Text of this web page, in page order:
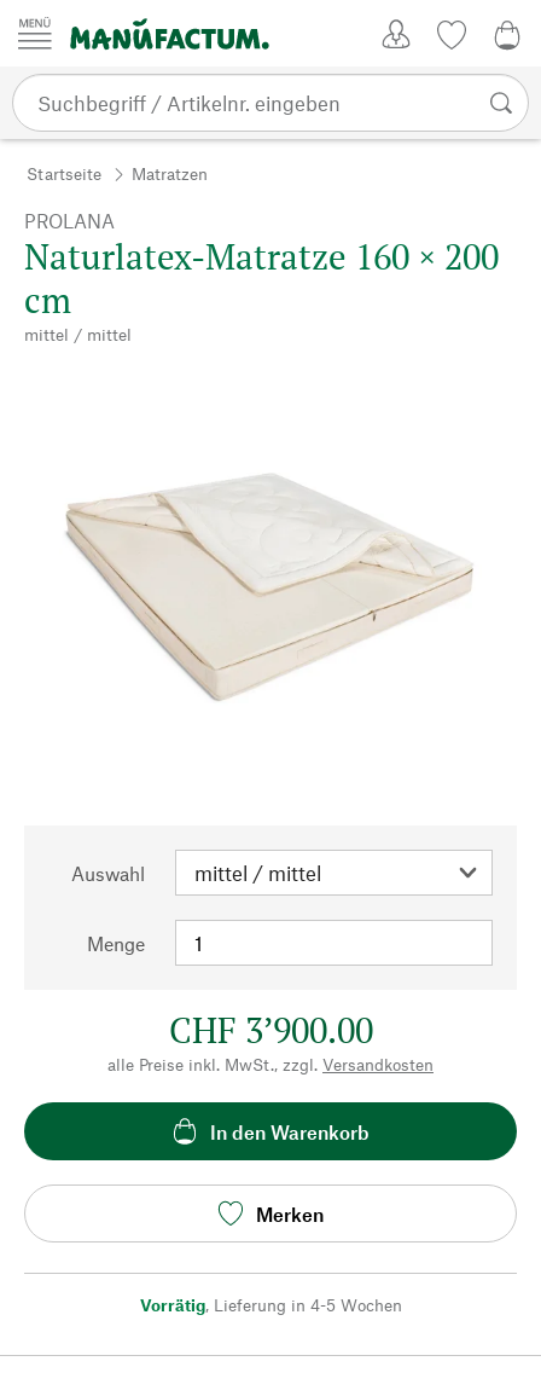
Zum Inhalt springen
Startseite Matratzen
PROLANA
Naturlatex-Matratze 160 × 200
cm
mittel / mittel
Auswahl
Menge
CHF 3’900.00
alle Preise inkl. MwSt., zzgl. Versandkosten
In den Warenkorb
Merken
Vorrätig, Lieferung in 4-5 Wochen